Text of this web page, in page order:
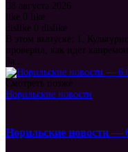
8 августа 2026
like
0
like
dislike
0 dislike
В этом выпуске: 1.
проверил, как идет
За...
Смотреть позже
Норильские новости
Норильские новости —